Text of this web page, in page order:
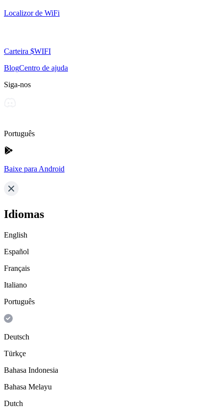
Localizor de WiFi
Carteira $WIFI
BlogCentro de ajuda
Siga-nos
Português
Baixe para Android
Idiomas
English
Español
Français
Italiano
Português
Deutsch
Türkçe
Bahasa Indonesia
Bahasa Melayu
Dutch